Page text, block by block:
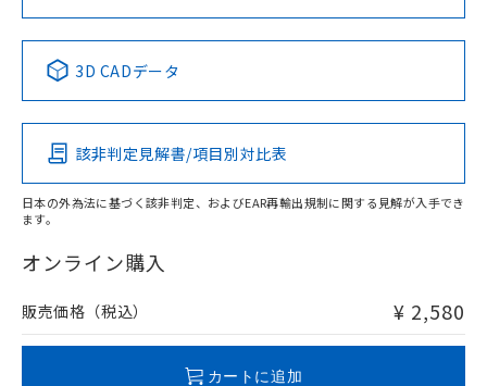
Pb Hg Cd Cr(VI)
O
在庫等で未対応品が混在する可能性があります。
問い合わせください。
No No No No
この製品の規格認証/適合状況ページへ
その他の認証はこちらのページからご検索ください
3D CADデータ
該非判定見解書/項目別対比表
日本の外為法に基づく該非判定、およびEAR再輸出規制に関する見解が入手でき
ます。
オンライン購入
販売価格（税込） ¥ 2,580
カートに追加